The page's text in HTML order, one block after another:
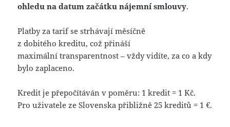
ohledu na datum začátku nájemní smlouvy.
Platby za tarif se strhávají měsíčně
z dobitého kreditu, což přináší
maximální transparentnost – vždy vidíte, za co a kdy
bylo zaplaceno.
Kredit je přepočítáván v poměru: 1 kredit = 1 Kč.
Pro uživatele ze Slovenska přibližně 25 kreditů = 1 €.